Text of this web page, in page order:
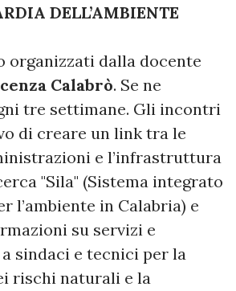
DELL’AMBIENTE
organizzati dalla docente
Calabrò. Se ne
tre settimane. Gli incontri
di creare un link tra le
e l’infrastruttura
"Sila" (Sistema integrato
l’ambiente in Calabria) e
su servizi e
sindaci e tecnici per la
rischi naturali e la